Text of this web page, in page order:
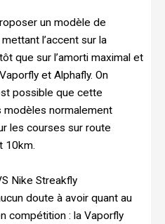
un modèle de
l’accent sur la
que sur l’amorti maximal et
et Alphafly. On
possible que cette
modèles normalement
les courses sur route
10km.
Nike Streakfly
doute à avoir quant au
compétition : la Vaporfly